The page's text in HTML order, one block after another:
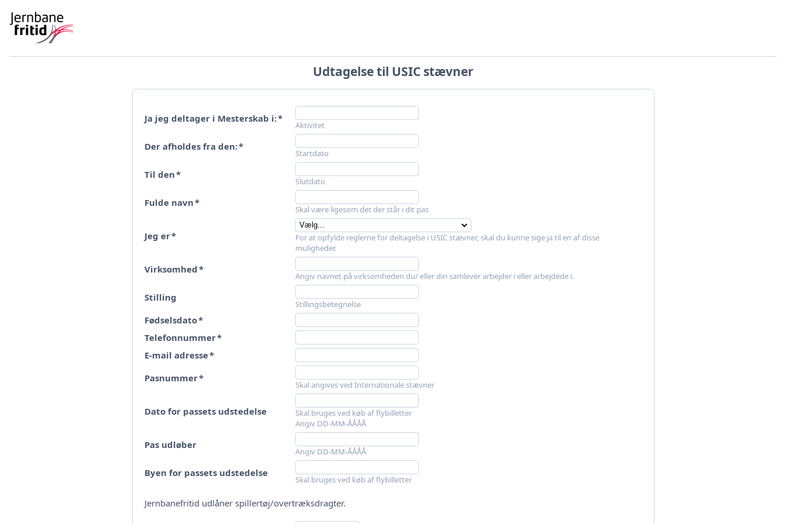
Udtagelse til USIC stævner
Ja jeg deltager i Mesterskab i:*
Aktivitet
Der afholdes fra den:*
Startdato
Til den*
Slutdato
Fulde navn*
Skal være ligesom det der står i dit pas
Jeg er*
For at opfylde reglerne for deltagelse i USIC stævner, skal du kunne sige ja til en af disse
muligheder.
Virksomhed*
Angiv navnet på virksomheden du/ eller din samlever arbejder i eller arbejdede i.
Stilling
Stillingsbetegnelse
Fødselsdato*
Telefonnummer*
E-mail adresse*
Pasnummer*
Skal angives ved Internationale stævner
Dato for passets udstedelse
Skal bruges ved køb af flybilletter
Angiv DD-MM-ÅÅÅÅ
Pas udløber
Angiv DD-MM-ÅÅÅÅ
Byen for passets udstedelse
Skal bruges ved køb af flybilletter
Jernbanefritid udlåner spillertøj/overtræksdragter.